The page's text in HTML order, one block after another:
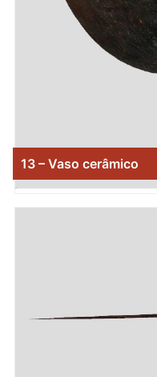
13 – Vaso cerâmico